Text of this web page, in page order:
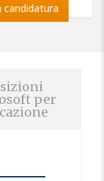
candidatura
per